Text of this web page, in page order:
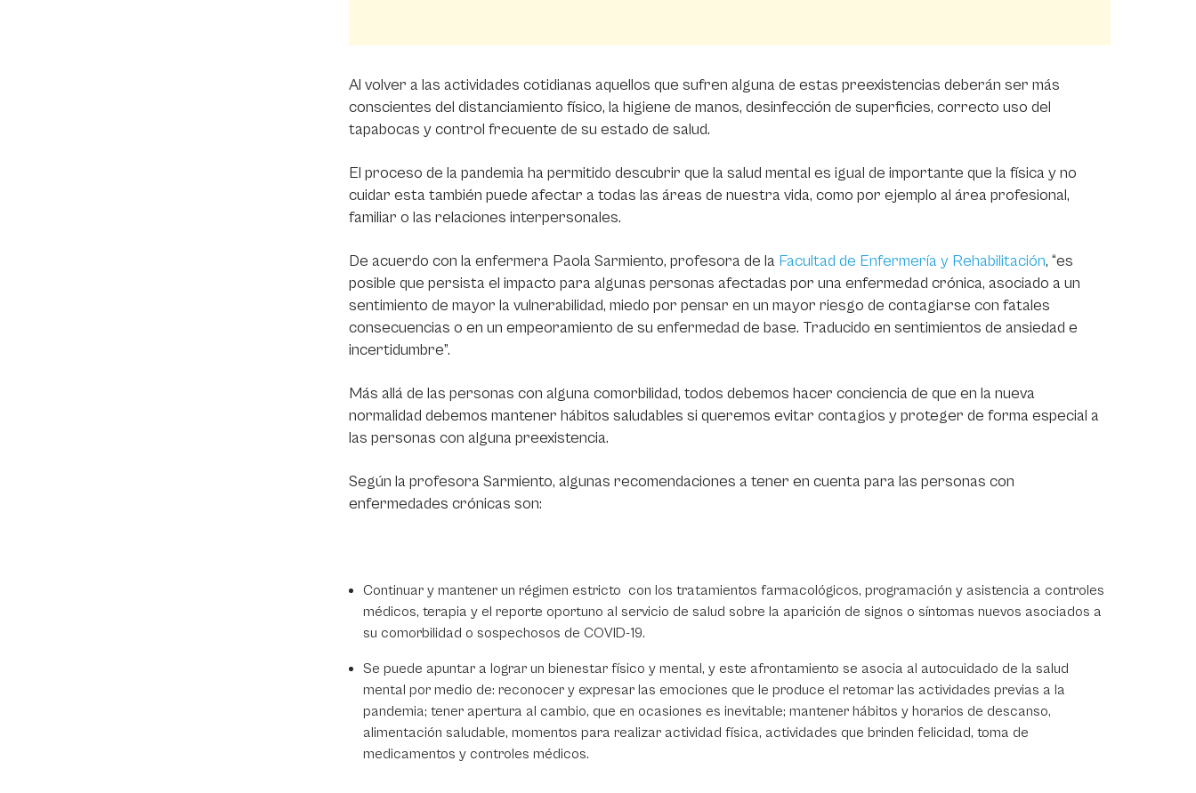
Al volver a las actividades cotidianas aquellos que sufren alguna de estas preexistencias deberán ser más
conscientes del distanciamiento físico, la higiene de manos, desinfección de superficies, correcto uso del
tapabocas y control frecuente de su estado de salud.
El proceso de la pandemia ha permitido descubrir que la salud mental es igual de importante que la física y no
cuidar esta también puede afectar a todas las áreas de nuestra vida, como por ejemplo al área profesional,
familiar o las relaciones interpersonales.
De acuerdo con la enfermera Paola Sarmiento, profesora de la Facultad de Enfermería y Rehabilitación, “es
posible que persista el impacto para algunas personas afectadas por una enfermedad crónica, asociado a un
sentimiento de mayor la vulnerabilidad, miedo por pensar en un mayor riesgo de contagiarse con fatales
consecuencias o en un empeoramiento de su enfermedad de base. Traducido en sentimientos de ansiedad e
incertidumbre”.
Más allá de las personas con alguna comorbilidad, todos debemos hacer conciencia de que en la nueva
normalidad debemos mantener hábitos saludables si queremos evitar contagios y proteger de forma especial a
las personas con alguna preexistencia.
Según la profesora Sarmiento, algunas recomendaciones a tener en cuenta para las personas con
enfermedades crónicas son:
Continuar y mantener un régimen estricto con los tratamientos farmacológicos, programación y asistencia a controles
médicos, terapia y el reporte oportuno al servicio de salud sobre la aparición de signos o síntomas nuevos asociados a
su comorbilidad o sospechosos de COVID-19.
Se puede apuntar a lograr un bienestar físico y mental, y este afrontamiento se asocia al autocuidado de la salud
mental por medio de: reconocer y expresar las emociones que le produce el retomar las actividades previas a la
pandemia; tener apertura al cambio, que en ocasiones es inevitable; mantener hábitos y horarios de descanso,
alimentación saludable, momentos para realizar actividad física, actividades que brinden felicidad, toma de
medicamentos y controles médicos.